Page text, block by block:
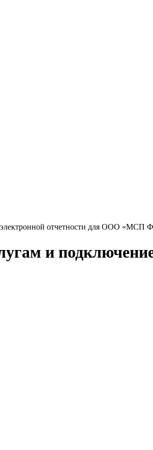
отчетности для ООО «МСП
и